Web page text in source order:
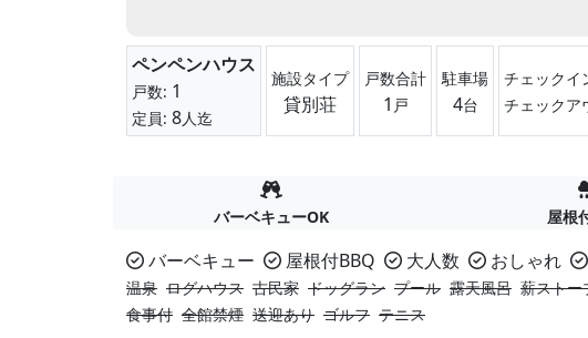
ペンペンハウス
戸数: 1
定員: 8人迄
施設タイプ
貸別荘
戸数合計
1 戸
駐車場
4台
チェックイ
チェックア
バーベキューOK 屋根
バーベキュー 屋根付BBQ 大人数 おしゃれ
温泉 ログハウス 古民家 ドッグラン プール 露天風呂 薪ストー
食事付 全館禁煙 送迎あり ゴルフ テニス